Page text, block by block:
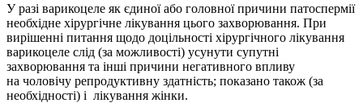
У разі варикоцеле як єдиної або головної причини патоспермії
необхідне хірургічне лікування цього захворювання. При
вирішенні питання щодо доцільності хірургічного лікування
варикоцеле слід (за можливості) усунути супутні
захворювання та інші причини негативного впливу
на чоловічу репродуктивну здатність; показано також (за
необхідності) і лікування жінки.